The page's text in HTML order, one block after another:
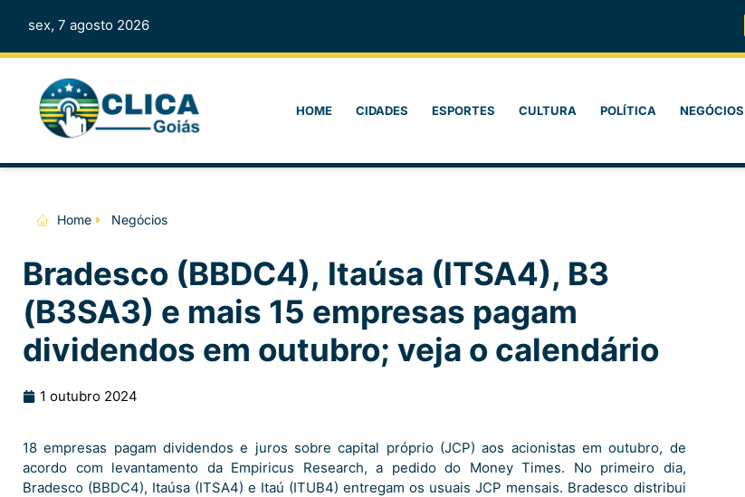
sex, 7 agosto 2026
HOME CIDADES ESPORTES CULTURA POLÍTICA NEGÓCIOS
Home Negócios
Bradesco (BBDC4), Itaúsa (ITSA4), B3
(B3SA3) e mais 15 empresas pagam
dividendos em outubro; veja o calendário
1 outubro 2024
18 empresas pagam dividendos e juros sobre capital próprio (JCP) aos acionistas em outubro, de
acordo com levantamento da Empiricus Research, a pedido do Money Times. No primeiro dia,
Bradesco (BBDC4), Itaúsa (ITSA4) e Itaú (ITUB4) entregam os usuais JCP mensais. Bradesco distribui